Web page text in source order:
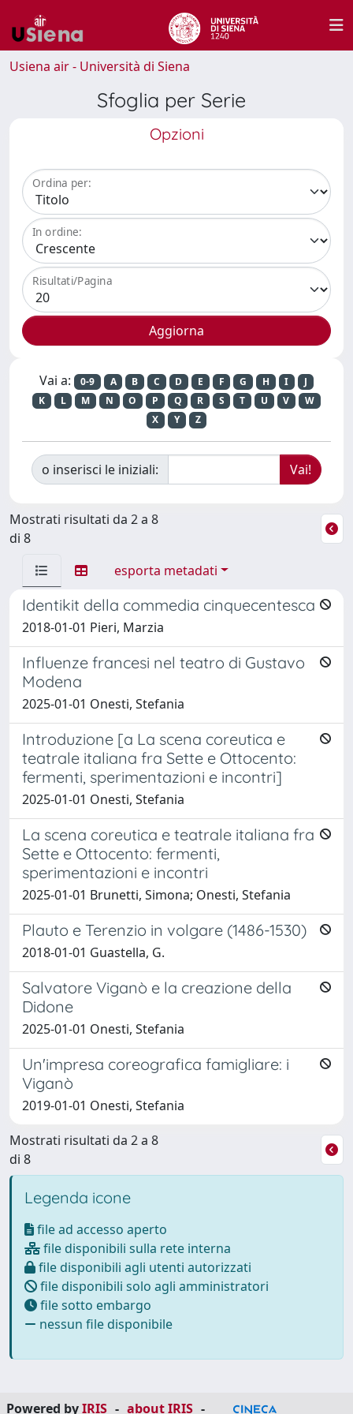
Usiena air - Università di Siena
Sfoglia per Serie
Opzioni
Ordina per:
In ordine:
Risultati/Pagina
Vai a: 0-9 A B C D E F G H I
J
K
L M N O P Q R S T U V
W
X
Y Z
o inserisci le iniziali:
Mostrati risultati da 2 a 8
di 8
esporta metadati
Identikit della commedia cinquecentesca
2018-01-01 Pieri, Marzia
Influenze francesi nel teatro di Gustavo
Modena
2025-01-01 Onesti, Stefania
Introduzione [a La scena coreutica e
teatrale italiana fra Sette e Ottocento:
fermenti, sperimentazioni e incontri]
2025-01-01 Onesti, Stefania
La scena coreutica e teatrale italiana fra
Sette e Ottocento: fermenti,
sperimentazioni e incontri
2025-01-01 Brunetti, Simona; Onesti, Stefania
Plauto e Terenzio in volgare (1486-1530)
2018-01-01 Guastella, G.
Salvatore Viganò e la creazione della
Didone
2025-01-01 Onesti, Stefania
Un'impresa coreografica famigliare: i
Viganò
2019-01-01 Onesti, Stefania
Mostrati risultati da 2 a 8
di 8
Legenda icone
file ad accesso aperto
file disponibili sulla rete interna
file disponibili agli utenti autorizzati
file disponibili solo agli amministratori
file sotto embargo
nessun file disponibile
Powered byIRIS - about IRIS -